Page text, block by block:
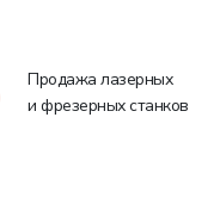
Продажа лазерных
и фрезерных станков